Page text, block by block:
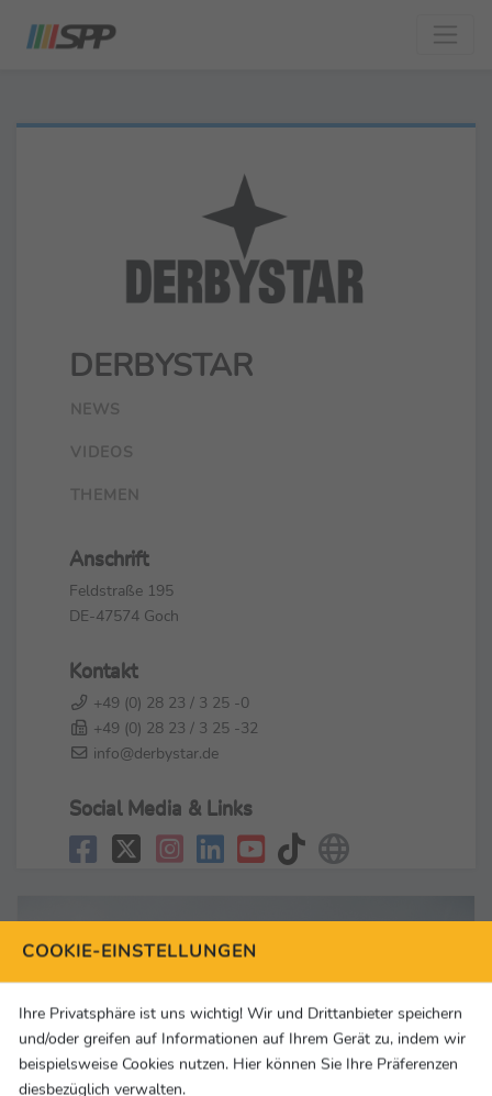
DERBYSTAR
NEWS
VIDEOS
THEMEN
Anschrift
Feldstraße 195
DE-47574 Goch
Kontakt
+49 (0) 28 23 / 3 25 -0
+49 (0) 28 23 / 3 25 -32
info@derbystar.de
Social Media & Links
COOKIE-EINSTELLUNGEN
Ihre Privatsphäre ist uns wichtig! Wir und Drittanbieter speichern
und/oder greifen auf Informationen auf Ihrem Gerät zu, indem wir
beispielsweise Cookies nutzen. Hier können Sie Ihre Präferenzen
diesbezüglich verwalten.